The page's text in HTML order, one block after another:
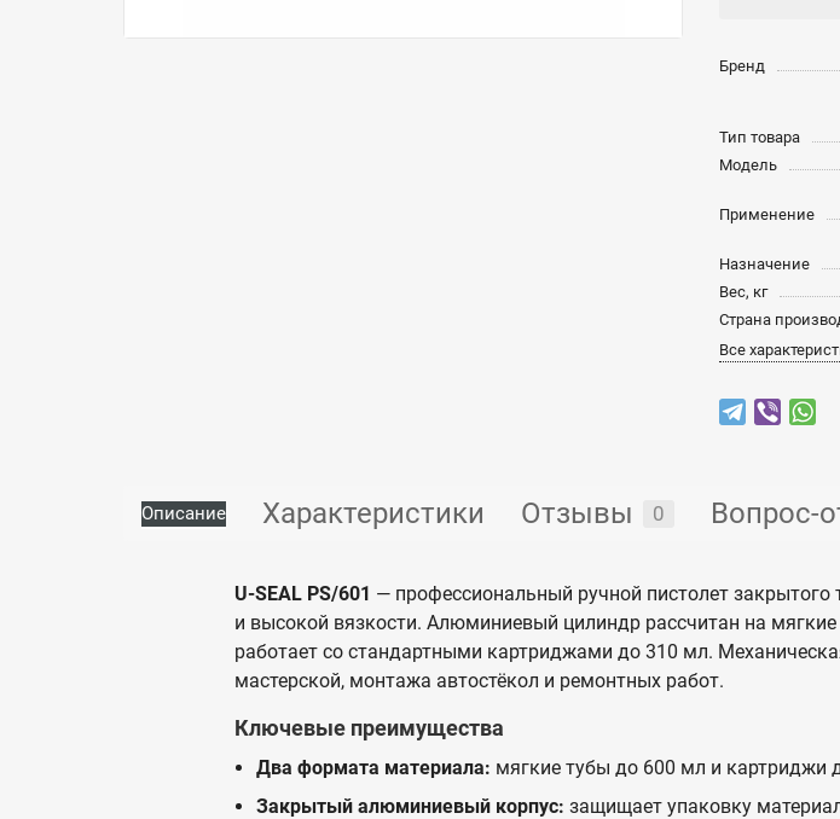
Бренд
Тип товара
Модель
Применение
Назначение
Вес, кг
Страна
Все
Описание Характеристики Отзывы 0 Вопрос-
U-SEAL PS/601 — профессиональный ручной пистолет закрытого
и высокой вязкости. Алюминиевый цилиндр рассчитан на
работает со стандартными картриджами до 310 мл.
мастерской, монтажа автостёкол и ремонтных работ.
Ключевые преимущества
Два формата материала: мягкие тубы до 600 мл и картриджи
Закрытый алюминиевый корпус: защищает упаковку